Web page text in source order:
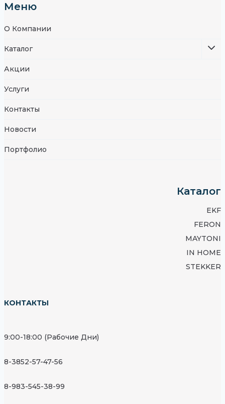
Меню
О Компании
Каталог
Акции
Услуги
Контакты
Новости
Портфолио
Каталог
EKF
FERON
MAYTONI
IN HOME
STEKKER
КОНТАКТЫ
9:00-18:00 (Рабочие Дни)
8-3852-57-47-56
8-983-545-38-99